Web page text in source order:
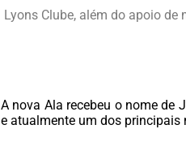
Lyons Clube, além do apoio de
A nova Ala recebeu o nome de
e atualmente um dos